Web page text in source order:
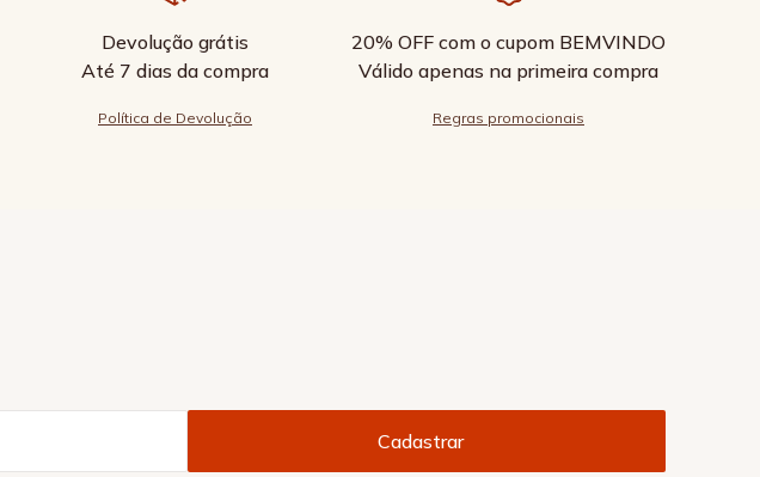
Devolução grátis
Até 7 dias da compra
Política de Devolução
20% OFF com o cupom BEMVINDO
Válido apenas na primeira compra
Regras promocionais